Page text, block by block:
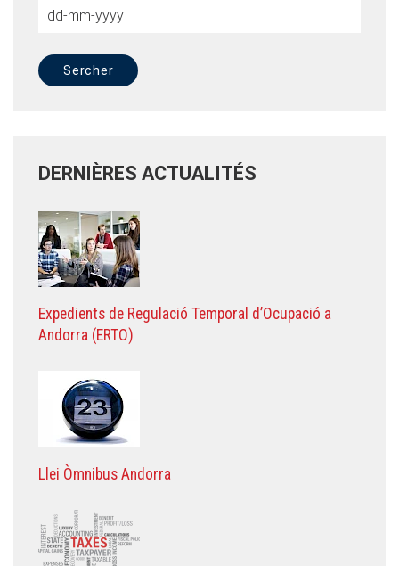
Sercher
DERNIÈRES ACTUALITÉS
Expedients de Regulació Temporal d’Ocupació a
Andorra (ERTO)
Llei Òmnibus Andorra